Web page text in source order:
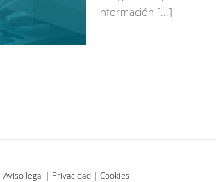
información [...]
Aviso legal | Privacidad | Cookies